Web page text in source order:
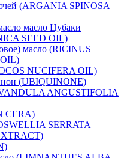
(ARGANIA SPINOSA
масло Цубаки
SEED OIL)
масло (RICINUS
NUCIFERA OIL)
(UBIQUINONE)
ANGUSTIFOLIA
CERA)
SERRATA